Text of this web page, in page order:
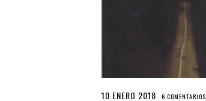
10 ENERO 2018 ·6 COMENTARIOS